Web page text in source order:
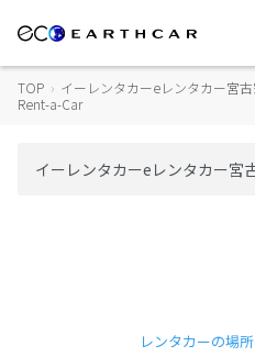
TOP › イーレンタカーeレンタカー宮
Rent-a-Car
レンタカーの場